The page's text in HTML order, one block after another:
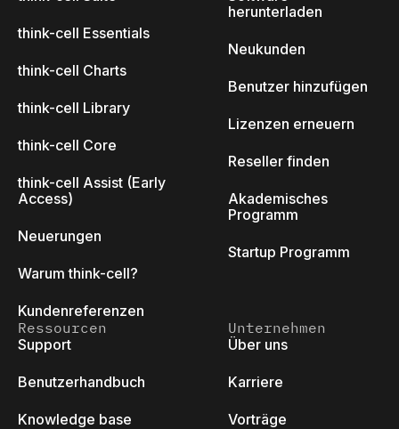
think-cell Essentials
think-cell Charts
think-cell Library
think-cell Core
think-cell Assist (Early
Access)
Neuerungen
Warum think-cell?
Kundenreferenzen
herunterladen
Neukunden
Benutzer hinzufügen
Lizenzen erneuern
Reseller finden
Akademisches
Programm
Startup Programm
Ressourcen
Support
Benutzerhandbuch
Knowledge base
Unternehmen
Über uns
Karriere
Vorträge